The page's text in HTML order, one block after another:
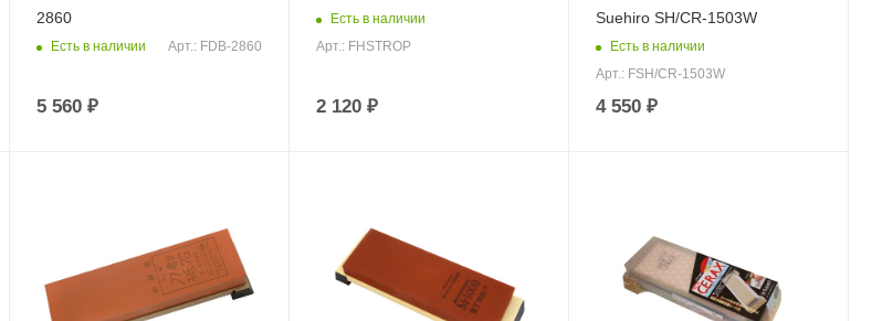
2860
Есть в наличии Арт.: FDB-2860
5 560 ₽
Есть в наличии
Арт.: FHSTROP
2 120 ₽
Suehiro SH/CR-1503W
Есть в наличии
Арт.: FSH/CR-1503W
4 550 ₽